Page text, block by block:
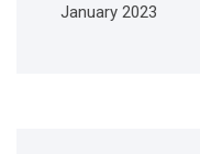
January 2023